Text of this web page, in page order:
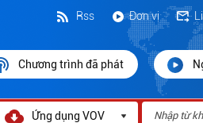
Đơn vị
Rss
Chương trình đã phát
Ứng dụng VOV